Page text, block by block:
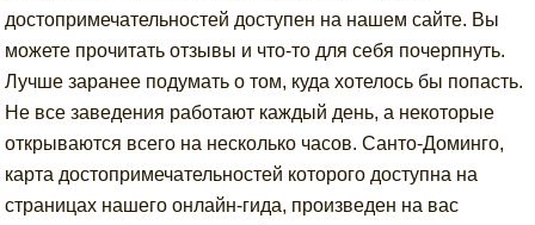
достопримечательностей доступен на нашем сайте. Вы
можете прочитать отзывы и что-то для себя почерпнуть.
Лучше заранее подумать о том, куда хотелось бы попасть.
Не все заведения работают каждый день, а некоторые
открываются всего на несколько часов. Санто-Доминго,
карта достопримечательностей которого доступна на
страницах нашего онлайн-гида, произведен на вас